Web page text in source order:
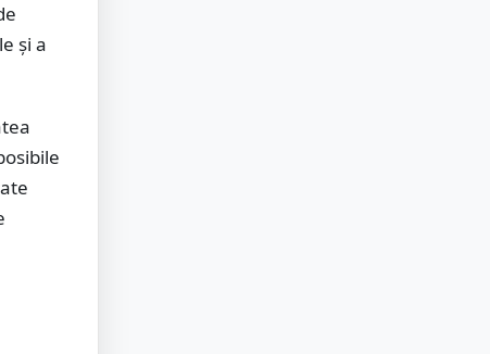
și a